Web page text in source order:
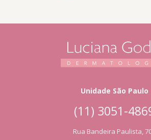
Unidade São Paulo
(11) 3051-
Rua Bandeira Paulista,